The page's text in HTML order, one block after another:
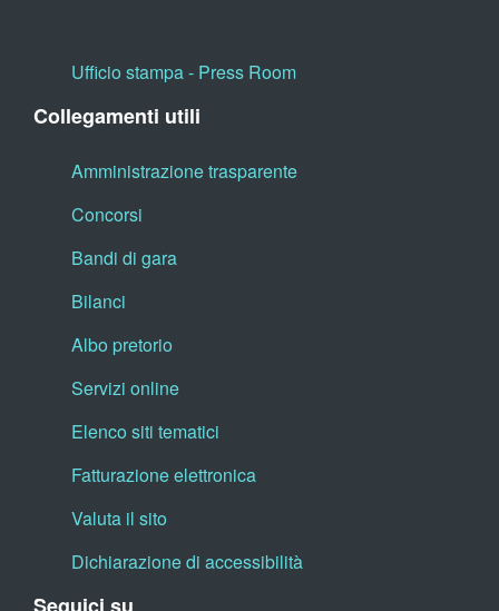
Ufficio stampa - Press Room
Collegamenti utili
Amministrazione trasparente
Concorsi
Bandi di gara
Bilanci
Albo pretorio
Servizi online
Elenco siti tematici
Fatturazione elettronica
Valuta il sito
Dichiarazione di accessibilità